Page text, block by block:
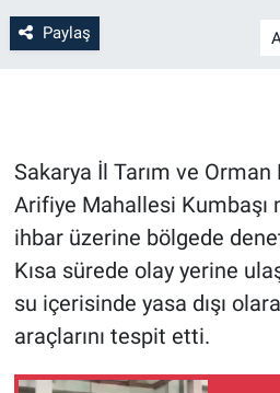
Paylaş
Sakarya İl Tarım ve
Arifiye Mahallesi Kumbaşı
ihbar üzerine bölgede
Kısa sürede olay yerine
su içerisinde yasa dışı
araçlarını tespit etti.